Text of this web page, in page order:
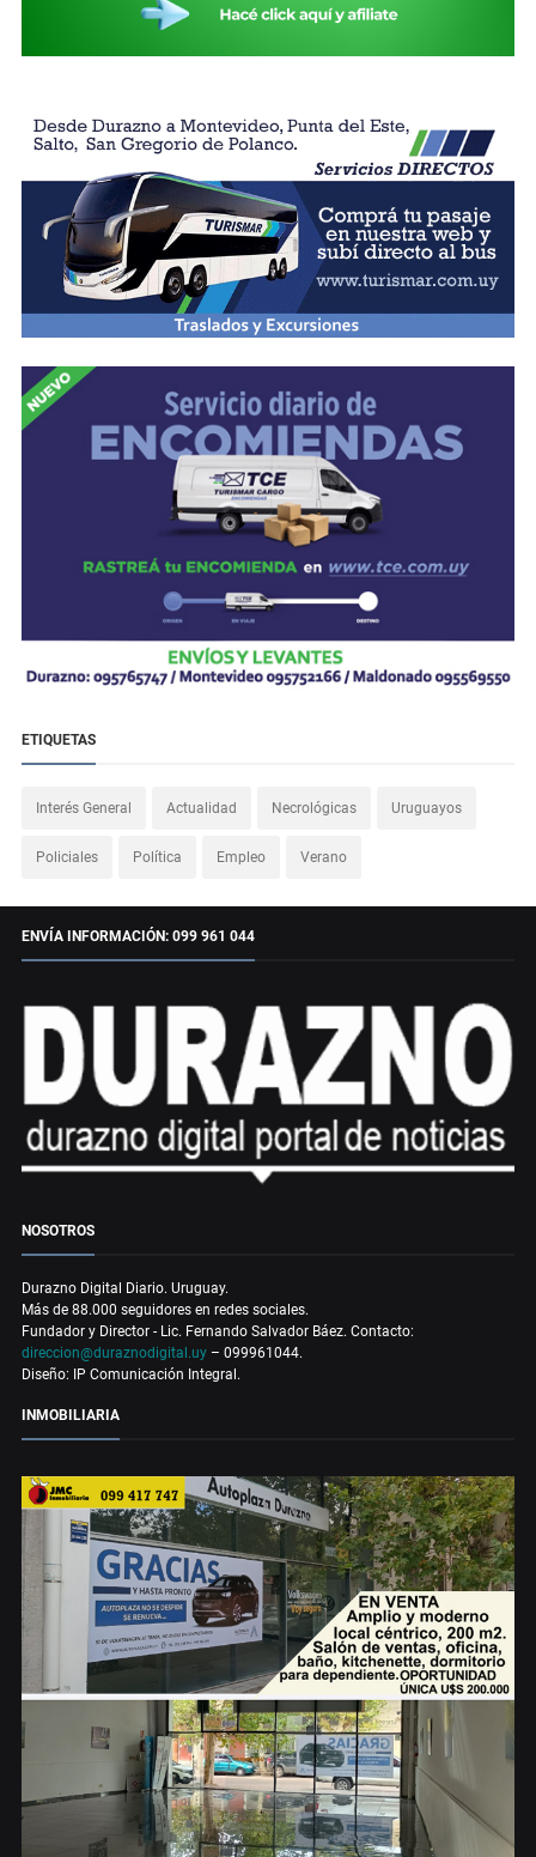
ETIQUETAS
Interés General Actualidad Necrológicas Uruguayos
Policiales Política Empleo Verano
ENVÍA INFORMACIÓN: 099 961 044
NOSOTROS
Durazno Digital Diario. Uruguay.
Más de 88.000 seguidores en redes sociales.
Fundador y Director - Lic. Fernando Salvador Báez. Contacto:
direccion@duraznodigital.uy – 099961044.
Diseño: IP Comunicación Integral.
INMOBILIARIA